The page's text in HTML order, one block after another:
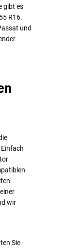
gibt es
R16.
und
wir
Sie